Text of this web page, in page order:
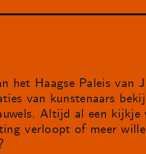
het Haagse Paleis van
van kunstenaars
Altijd al een kijkje
verloopt of meer